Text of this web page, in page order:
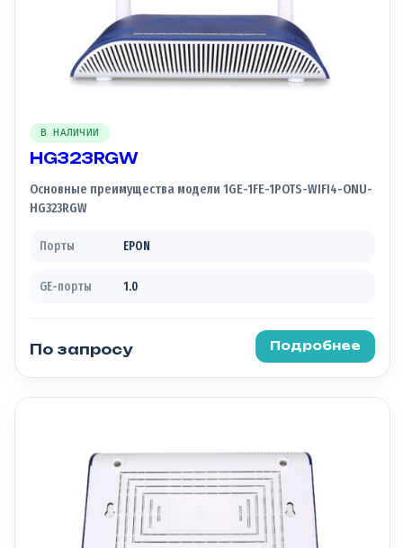
В НАЛИЧИИ
HG323RGW
Основные преимущества модели 1GE-1FE-1POTS-WIFI4-ONU-
HG323RGW
Порты EPON
GE-порты 1.0
По запросу Подробнее